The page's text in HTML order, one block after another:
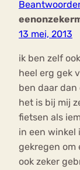
13 mei, 2013
ik ben zelf
heel erg gek
ben daar
het is bij mij
fietsen als
in een winkel
gekregen om
ook zeker